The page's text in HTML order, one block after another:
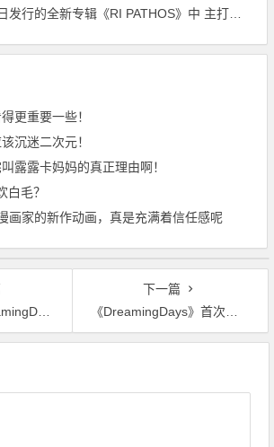
专辑《RI PATHOS》中 主打曲《桃李成蹊》的音乐视频已公开
更重要一些！
沉迷二次元！
露露卡妈妈的真正理由啊！
白毛？
画家的新作动画，真是充满着信任感呢
国角色公开
下一篇
《DreamingDays》首次生放成功 录像与单曲试听放出